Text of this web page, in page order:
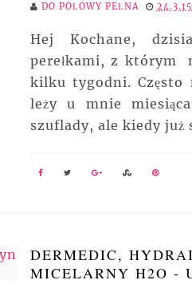
DO POŁOWY PEŁNA 24.3.15
Hej Kochane,
perełkami, z którym
kilku tygodni. Często
leży u mnie
szuflady, ale kiedy już
DERMEDIC,
MICELARNY H2O -